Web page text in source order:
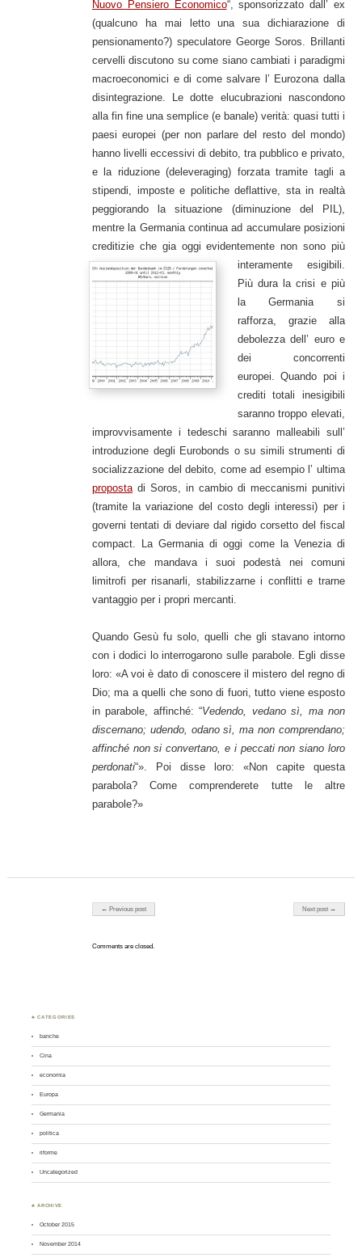
Nuovo Pensiero Economico“, sponsorizzato dall’ ex
(qualcuno ha mai letto una sua dichiarazione di
pensionamento?) speculatore George Soros. Brillanti
cervelli discutono su come siano cambiati i paradigmi
macroeconomici e di come salvare l’ Eurozona dalla
disintegrazione. Le dotte elucubrazioni nascondono
alla fin fine una semplice (e banale) verità: quasi tutti i
paesi europei (per non parlare del resto del mondo)
hanno livelli eccessivi di debito, tra pubblico e privato,
e la riduzione (deleveraging) forzata tramite tagli a
stipendi, imposte e politiche deflattive, sta in realtà
peggiorando la situazione (diminuzione del PIL),
mentre la Germania continua ad accumulare posizioni
creditizie che gia oggi evidentemente non sono più
interamente esigibili.
Più dura la crisi e più
la Germania si
rafforza, grazie alla
debolezza dell’ euro e
dei concorrenti
europei. Quando poi i
crediti totali inesigibili
saranno troppo elevati,
improvvisamente i tedeschi saranno malleabili sull’
introduzione degli Eurobonds o su simili strumenti di
socializzazione del debito, come ad esempio l’ ultima
propostadi Soros, in cambio di meccanismi punitivi
(tramite la variazione del costo degli interessi) per i
governi tentati di deviare dal rigido corsetto del fiscal
compact. La Germania di oggi come la Venezia di
allora, che mandava i suoi podestà nei comuni
limitrofi per risanarli, stabilizzarne i conflitti e trarne
vantaggio per i propri mercanti.
Quando Gesù fu solo, quelli che gli stavano intorno
con i dodici lo interrogarono sulle parabole. Egli disse
loro: «A voi è dato di conoscere il mistero del regno di
Dio; ma a quelli che sono di fuori, tutto viene esposto
in parabole, affinché: “Vedendo, vedano sì, ma non
discernano; udendo, odano sì, ma non comprendano;
affinché non si convertano, e i peccati non siano loro
perdonati“». Poi disse loro: «Non capite questa
parabola? Come comprenderete tutte le altre
parabole?»
Post navigation
← Previous post Next post →
Comments are closed.
♣ CATEGORIES
banche
Cina
economia
Europa
Germania
politica
riforme
Uncategorized
♣ ARCHIVE
October 2015
November 2014